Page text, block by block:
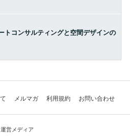
トコンサルティングと空間デザインの
メルマガ 利用規約 お問い合わせ
運営メディア